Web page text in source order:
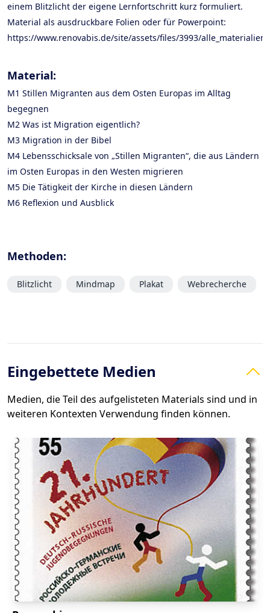
einem Blitzlicht der eigene Lernfortschritt kurz formuliert.
Material als ausdruckbare Folien oder für Powerpoint:
https://www.renovabis.de/site/assets/files/3993/
Material:
M1 Stillen Migranten aus dem Osten Europas im Alltag
begegnen
M2 Was ist Migration eigentlich?
M3 Migration in der Bibel
M4 Lebensschicksale von „Stillen Migranten“, die aus Ländern
im Osten Europas in den Westen migrieren
M5 Die Tätigkeit der Kirche in diesen Ländern
M6 Reflexion und Ausblick
Methoden:
Blitzlicht Mindmap Plakat Webrecherche
Eingebettete Medien
Medien, die Teil des aufgelisteten Materials sind und in
weiteren Kontexten Verwendung finden können.